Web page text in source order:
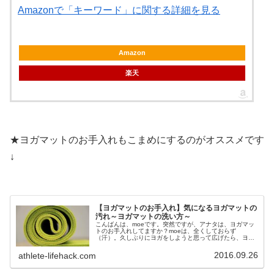
Amazonで「キーワード」に関する詳細を見る
Amazon
楽天
★ヨガマットのお手入れもこまめにするのがオススメです
↓
【ヨガマットのお手入れ】気になるヨガマットの
汚れ～ヨガマットの洗い方～
こんばんは、moeです。突然ですが、アナタは、ヨガマッ
トのお手入れしてますか？moeは、全くしておらず
（汗）。久しぶりにヨガをしようと思って広げたら、ヨガ
athlete-lifehack.com 2016.09.26